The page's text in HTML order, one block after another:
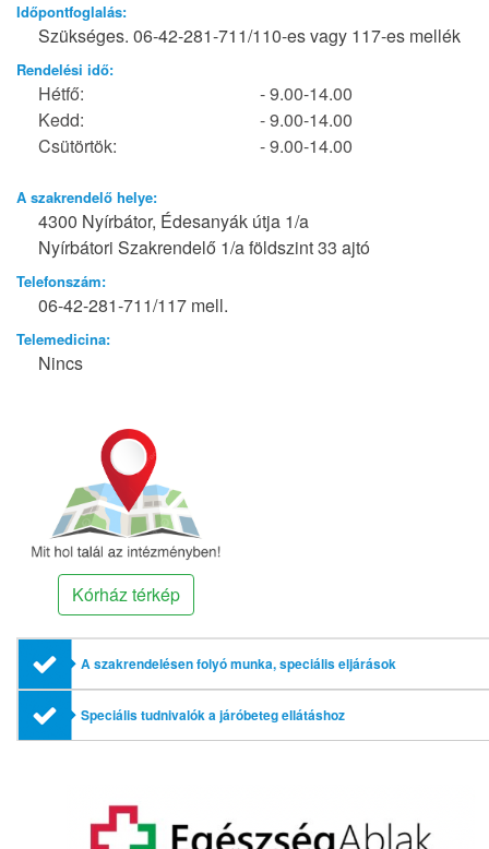
Időpontfoglalás:
Szükséges. 06-42-281-711/110-es vagy 117-es mellék
Rendelési idő:
Hétfő:
- 9.00-14.00
Kedd:
- 9.00-14.00
Csütörtök:
- 9.00-14.00
A szakrendelő helye:
4300 Nyírbátor, Édesanyák útja 1/a
Nyírbátori Szakrendelő 1/a földszint 33 ajtó
Telefonszám:
06-42-281-711/117 mell.
Telemedicina:
Nincs
Kórház térkép
A szakrendelésen folyó munka, speciális eljárások
Speciális tudnivalók a járóbeteg ellátáshoz